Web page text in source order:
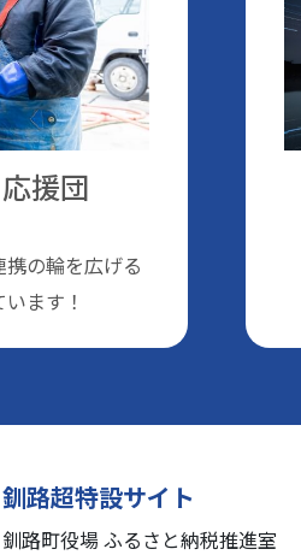
援団
の輪を広げる
ます！
釧路超特設サイト
釧路町役場 ふるさと納税推進室